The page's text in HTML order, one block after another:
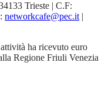
Trieste | C.F:
networkcafe@pec.it |
ha ricevuto euro
Regione Friuli Venezia